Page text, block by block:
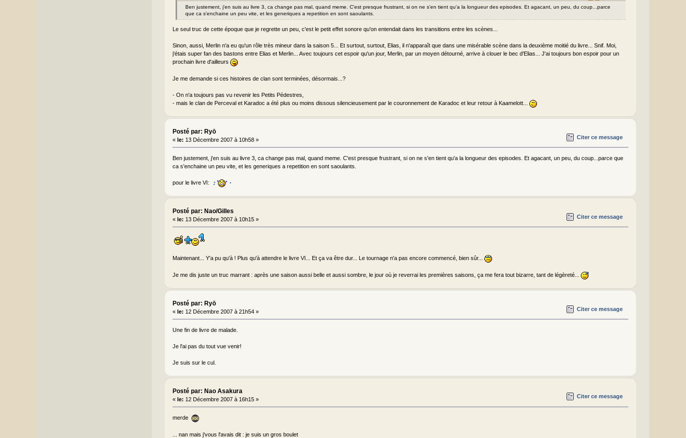
Ben justement, j'en suis au livre 3, ca change pas mal, quand meme. C'est presque frustrant, si on ne s'en tient qu'a la longueur des episodes. Et agacant, un peu, du coup...parce
que ca s'enchaine un peu vite, et les generiques a repetition en sont saoulants.
Le seul truc de cette époque que je regrette un peu, c'est le petit effet sonore qu'on entendait dans les transitions entre les scènes...
Sinon, aussi, Merlin n'a eu qu'un rôle très mineur dans la saison 5... Et surtout, surtout, Elias, il n'apparaît que dans une misérable scène dans la deuxième moitié du livre... Snif. Moi,
j'étais super fan des bastons entre Elias et Merlin... Avec toujours cet espoir qu'un jour, Merlin, par un moyen détourné, arrive à clouer le bec d'Elias... J'ai toujours bon espoir pour un
prochain livre d'ailleurs
Je me demande si ces histoires de clan sont terminées, désormais...?
- On n'a toujours pas vu revenir les Petits Pédestres,
- mais le clan de Perceval et Karadoc a été plus ou moins dissous silencieusement par le couronnement de Karadoc et leur retour à Kaamelott...
Posté par: Ryō
« le: 13 Décembre 2007 à 10h58 » Citer ce message
Ben justement, j'en suis au livre 3, ca change pas mal, quand meme. C'est presque frustrant, si on ne s'en tient qu'a la longueur des episodes. Et agacant, un peu, du coup...parce que
ca s'enchaine un peu vite, et les generiques a repetition en sont saoulants.
pour le livre VI:
Posté par: Nao/Gilles
« le: 13 Décembre 2007 à 10h15 » Citer ce message
Maintenant... Y'a pu qu'à ! Plus qu'à attendre le livre VI... Et ça va être dur... Le tournage n'a pas encore commencé, bien sûr...
Je me dis juste un truc marrant : après une saison aussi belle et aussi sombre, le jour où je reverrai les premières saisons, ça me fera tout bizarre, tant de légèreté...
Posté par: Ryō
« le: 12 Décembre 2007 à 21h54 » Citer ce message
Une fin de livre de malade.
Je l'ai pas du tout vue venir!
Je suis sur le cul.
Posté par: Nao Asakura
« le: 12 Décembre 2007 à 16h15 » Citer ce message
merde
... nan mais j'vous l'avais dit : je suis un gros boulet